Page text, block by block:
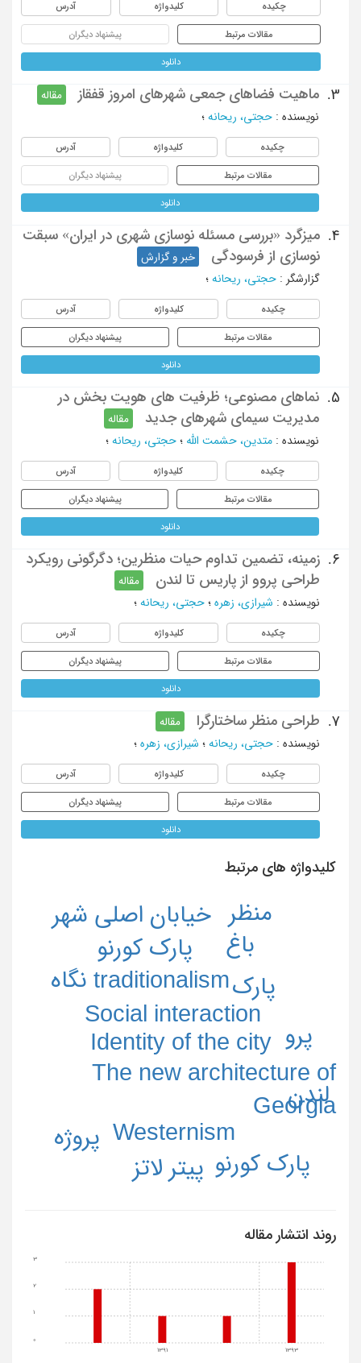
چکیده کلیدواژه آدرس
مقالات مرتبط پیشنهاد دیگران
دانلود
3. ماهیت فضاهای جمعی شهرهای امروز قفقاز
مقاله
نویسنده : حجتی، ریحانه ؛
چکیده کلیدواژه آدرس
مقالات مرتبط پیشنهاد دیگران
دانلود
4.
میزگرد «بررسی مسئله نوسازی شهری در ایران» سبقت
نوسازی از فرسودگی
خبر و گزارش
گزارشگر : حجتی، ریحانه ؛
چکیده کلیدواژه آدرس
مقالات مرتبط پیشنهاد دیگران
دانلود
5.
نماهای مصنوعی؛ ظرفیت های هویت بخش در
مدیریت سیمای شهرهای جدید
مقاله
نویسنده : متدین، حشمت الله ؛ حجتی، ریحانه ؛
چکیده کلیدواژه آدرس
مقالات مرتبط پیشنهاد دیگران
دانلود
6.
زمینه، تضمین تداوم حیات منظرین؛ دگرگونی رویکرد
طراحی پروو از پاریس تا لندن
مقاله
نویسنده : شیرازی، زهره ؛ حجتی، ریحانه ؛
چکیده کلیدواژه آدرس
مقالات مرتبط پیشنهاد دیگران
دانلود
7. طراحی منظر ساختارگرا
مقاله
نویسنده : حجتی، ریحانه ؛ شیرازی، زهره ؛
چکیده کلیدواژه آدرس
مقالات مرتبط پیشنهاد دیگران
دانلود
کلیدواژه های مرتبط
Identity of the city
Social interaction
The new architecture of
Georgia
traditionalism
Westernism
پارک کورنو
پیتر لاتز
خیابان اصلی شهر
باغ
پارک
پارک کورنو
پرو
پروژه
لندن
منظر
نگاه
روند انتشار مقاله
1391 1393
0
1
2
3